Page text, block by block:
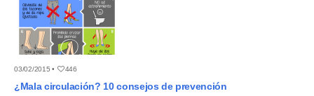
03/02/2015 • 446
¿Mala circulación? 10 consejos de prevención